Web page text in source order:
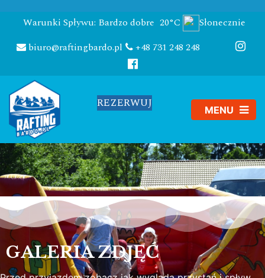
Warunki Spływu: Bardzo dobre 20°C
Słonecznie
biuro@raftingbardo.pl
+48 731 248 248
REZERWUJ
GALERIA ZDJĘĆ